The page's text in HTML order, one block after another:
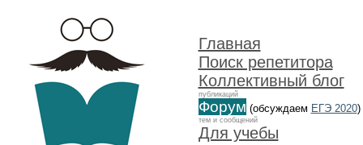
Главная
Поиск репетитора
Коллективный блог
публикаций
Форум (обсуждаем ЕГЭ 2020)
тем и сообщений
Для учебы